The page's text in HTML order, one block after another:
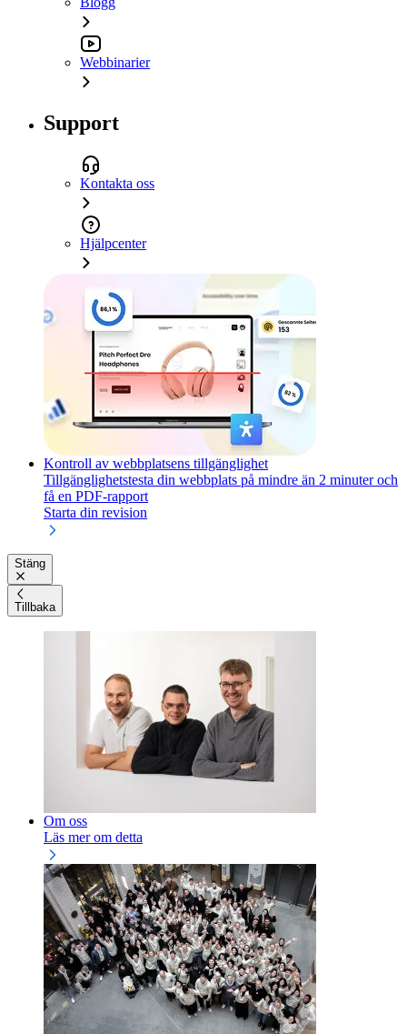
Webbinarier
Support
Kontakta oss
Hjälpcenter
Kontroll av webbplatsens tillgänglighet
Tillgänglighetstesta din webbplats på mindre än 2 minuter och
få en PDF-rapport
Starta din revision
Stäng
Tillbaka
Om oss
Läs mer om detta